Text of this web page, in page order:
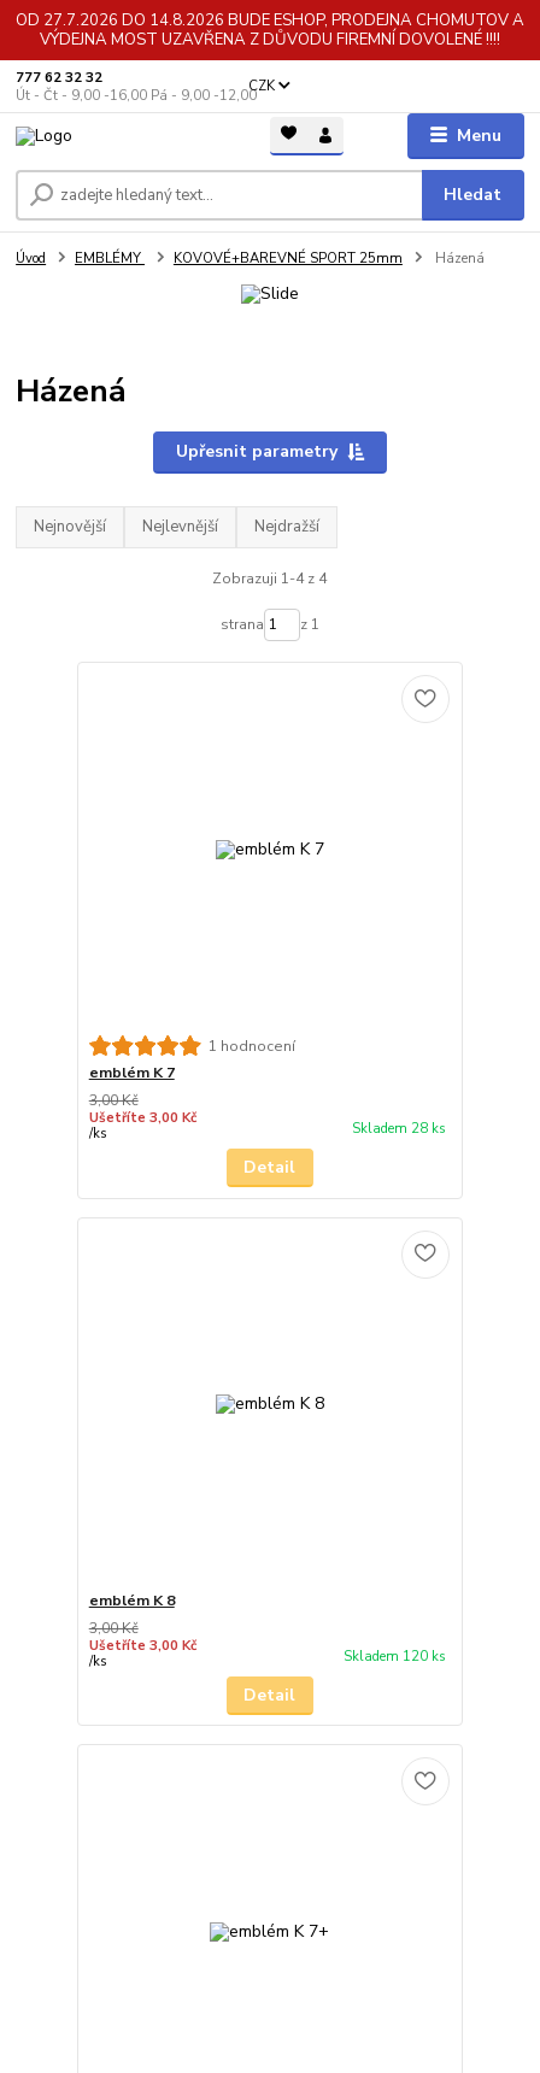
OD 27.7.2026 DO 14.8.2026 BUDE ESHOP, PRODEJNA CHOMUTOV A
VÝDEJNA MOST UZAVŘENA Z DŮVODU FIREMNÍ DOVOLENÉ !!!!
Menu
CZK
Hledat
777 62 32 32
Út - Čt - 9,00 -16,00 Pá - 9,00 -12,00
Úvod EMBLÉMY KOVOVÉ+BAREVNÉ SPORT 25mm Házená
Házená
Upřesnit parametry
Nejnovější Nejlevnější Nejdražší
Zobrazuji 1-4 z 4
strana z 1
1 hodnocení
emblém K 7
3,00 Kč
Ušetříte 3,00 Kč
/ks Skladem 28 ks
Detail
emblém K 8
3,00 Kč
Ušetříte 3,00 Kč
/ks Skladem 120 ks
Detail